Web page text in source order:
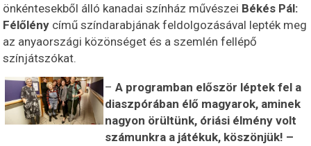
önkéntesekből álló kanadai színház művészei Békés Pál:
Félőlény című színdarabjának feldolgozásával lepték meg
az anyaországi közönséget és a szemlén fellépő
színjátszókat.
– A programban először léptek fel a
diaszpórában élő magyarok, aminek
nagyon örültünk, óriási élmény volt
számunkra a játékuk, köszönjük! –